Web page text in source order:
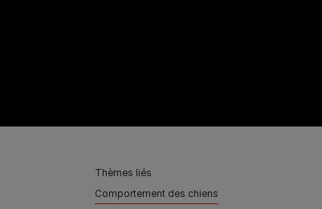
Thèmes liés
Comportement des chiens